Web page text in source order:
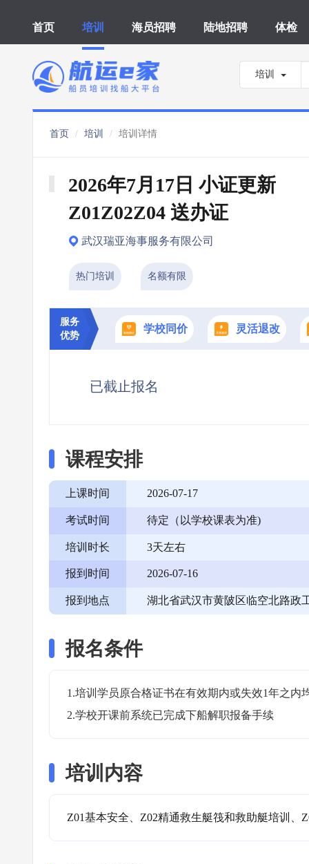
首页 培训 海员招聘 陆地招聘 体检
培训
首页 培训 培训详情
2026年7月17日 小证更新
Z01Z02Z04 送办证
武汉瑞亚海事服务有限公司
热门培训 名额有限
服务
优势
学校同价 灵活退改
已截止报名
课程安排
上课时间 2026-07-17
考试时间 待定（以学校课表为准)
培训时长 3天左右
报到时间 2026-07-16
报到地点 湖北省武汉市黄陂区临空北路政
报名条件
1.培训学员原合格证书在有效期内或失效1年之内
2.学校开课前系统已完成下船解职报备手续
培训内容
Z01基本安全、Z02精通救生艇筏和救助艇培训、